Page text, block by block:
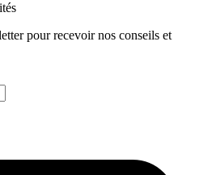
pour recevoir nos conseils et